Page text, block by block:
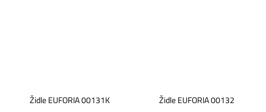
Židle EUFORIA 00131K Židle EUFORIA 00132